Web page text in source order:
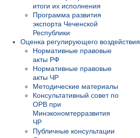
итоги их исполнения
Программа развития
экспорта Чеченской
Республики
Оценка регулирующего воздействия
Нормативные правовые
акты РФ
Нормативные правовые
акты ЧР
Методические материалы
Консультативный совет по
ОРВ при
Минэкономтерразвития
ЧР
Публичные консультации